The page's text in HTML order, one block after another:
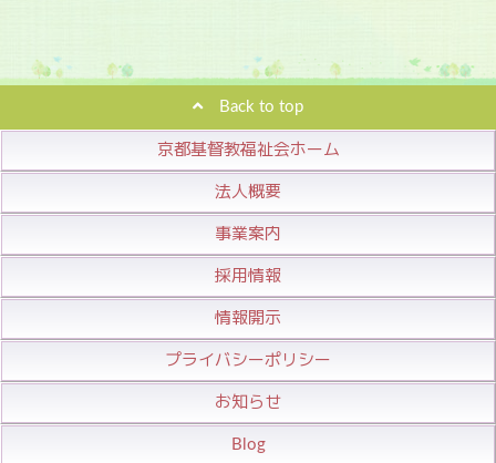
Back to top
京都基督教福祉会ホーム
法人概要
事業案内
採用情報
情報開示
プライバシーポリシー
お知らせ
Blog